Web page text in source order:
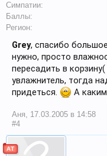
Симпатии:
Баллы:
Регион:
Grey, спасибо
нужно, просто
пересадить в
увлажнитель, тогда
придеться.
А
Аня, 17.03.2005 в 14:58
#4
АТ